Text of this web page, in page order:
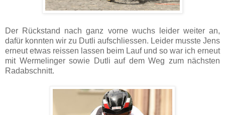
Der Rückstand nach ganz vorne wuchs leider weiter an,
dafür konnten wir zu Dutli aufschliessen. Leider musste Jens
erneut etwas reissen lassen beim Lauf und so war ich erneut
mit Wermelinger sowie Dutli auf dem Weg zum nächsten
Radabschnitt.